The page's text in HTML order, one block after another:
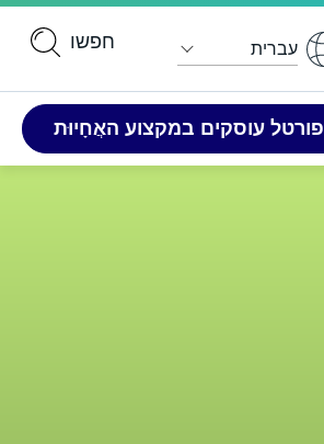
עברית
פורטל ​​עוסקים במקצוע האֲחָיוּת